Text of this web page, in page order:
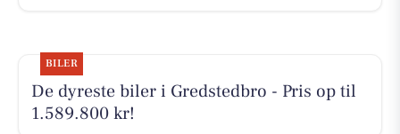
BILER
De dyreste biler i Gredstedbro - Pris op til
1.589.800 kr!